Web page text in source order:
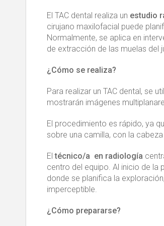
El TAC dental realiza un estudio
cirujano maxilofacial puede
Normalmente, se aplica en
de extracción de las muelas del
¿Cómo se realiza?
Para realizar un TAC dental, se
mostrarán imágenes
El procedimiento es rápido, ya
sobre una camilla, con la
Eltécnico/a en radiología
centro del equipo. Al inicio de la
donde se planifica la
imperceptible.
¿Cómo prepararse?